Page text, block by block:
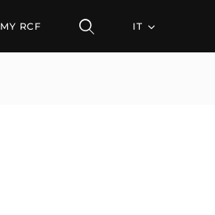
MY RCF IT